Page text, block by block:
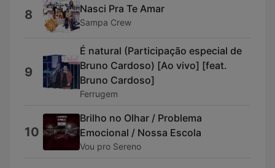
8 Nasci Pra Te Amar
Sampa Crew
9
É natural (Participação especial de
Bruno Cardoso) [Ao vivo] [feat.
Bruno Cardoso]
Ferrugem
10
Brilho no Olhar / Problema
Emocional / Nossa Escola
Vou pro Sereno